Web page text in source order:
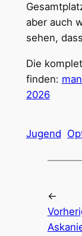
aber auch
sehen,
Die
finden:
2026
Jugend
←